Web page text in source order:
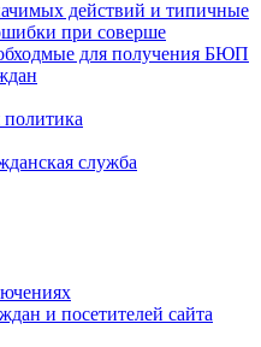
действий и типичные
при соверше
для получения БЮП
служба
и посетителей сайта